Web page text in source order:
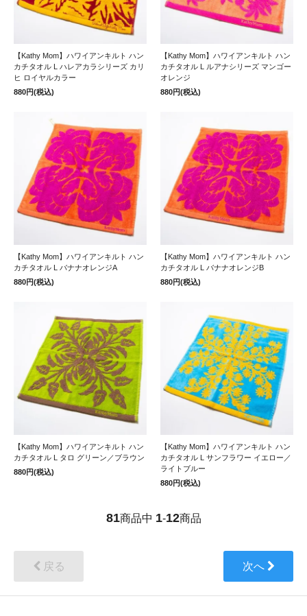
【Kathy Mom】ハワイアンキルト ハン
カチタオル L ハレアカラシリーズ カリ
ヒ ロイヤルカラー
880円(税込)
【Kathy Mom】ハワイアンキルト ハン
カチタオル L ルアナシリーズ マンゴー
オレンジ
880円(税込)
【Kathy Mom】ハワイアンキルト ハン
カチタオル L バナナオレンジA
880円(税込)
【Kathy Mom】ハワイアンキルト ハン
カチタオル L バナナオレンジB
880円(税込)
【Kathy Mom】ハワイアンキルト ハン
カチタオル L タロ グリーン／ブラウン
880円(税込)
【Kathy Mom】ハワイアンキルト ハン
カチタオル L サンフラワー イエロー／
ライトブルー
880円(税込)
81商品中 1-12商品
戻る 次へ